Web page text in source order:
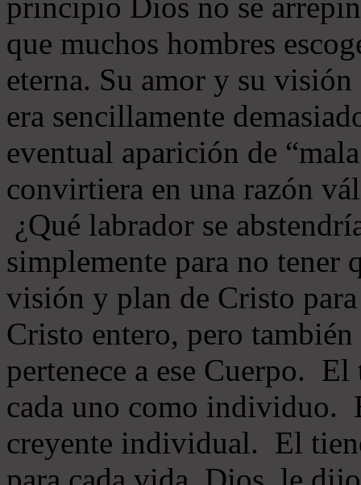
que muchos hombres
eterna. Su amor y su
era sencillamente
eventual aparición de
convirtiera en una razón
¿Qué labrador se
simplemente para no tener
visión y plan de Cristo
Cristo entero, pero
pertenece a ese Cuerpo.
cada uno como individuo.
creyente individual. El